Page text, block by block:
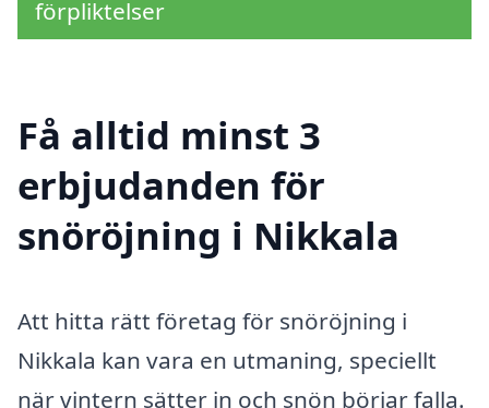
förpliktelser
Få alltid minst 3
erbjudanden för
snöröjning i Nikkala
Att hitta rätt företag för snöröjning i
Nikkala kan vara en utmaning, speciellt
när vintern sätter in och snön börjar falla.